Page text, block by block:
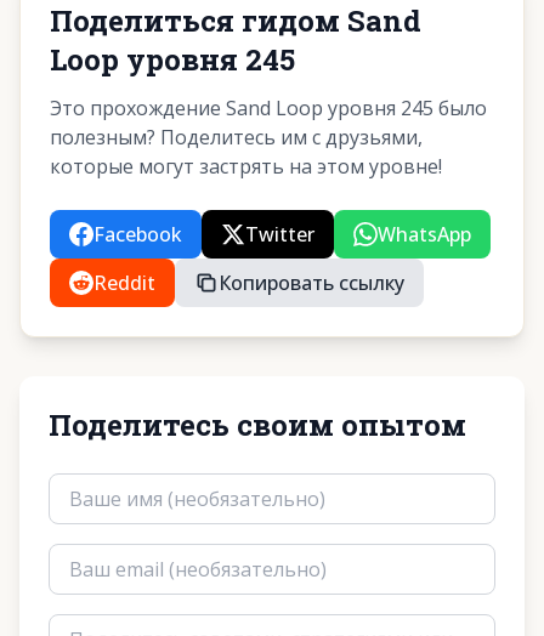
Поделиться гидом Sand
Loop уровня 245
Это прохождение Sand Loop уровня 245 было
полезным? Поделитесь им с друзьями,
которые могут застрять на этом уровне!
Facebook Twitter
WhatsApp
Reddit
Копировать ссылку
Поделитесь своим опытом